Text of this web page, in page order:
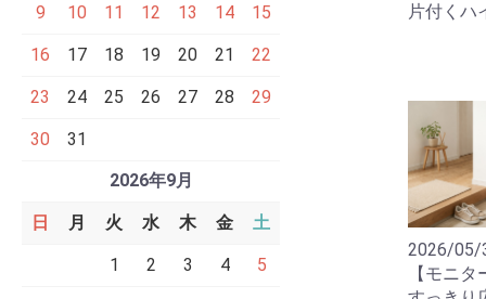
9 10 11 12 13 14 15
16 17 18 19 20 21 22
23 24 25 26 27 28 29
30
31
2026年9月
日 月 火 水 木 金 土
1 2 3 4 5
片付くハ
2026/05/
【モニ